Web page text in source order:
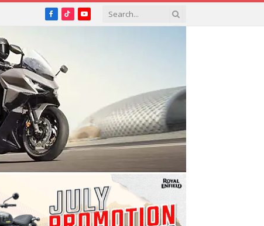
Facebook
TikTokYouTube